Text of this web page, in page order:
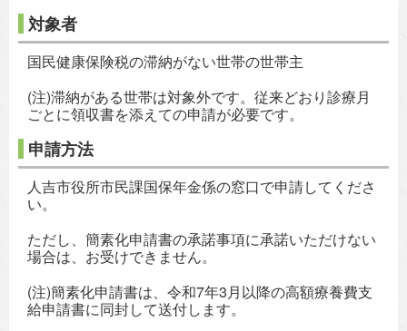
対象者
国民健康保険税の滞納がない世帯の世帯主
(注)滞納がある世帯は対象外です。従来どおり診療月
ごとに領収書を添えての申請が必要です。
申請方法
人吉市役所市民課国保年金係の窓口で申請してくださ
い。
ただし、簡素化申請書の承諾事項に承諾いただけない
場合は、お受けできません。
(注)簡素化申請書は、令和7年3月以降の高額療養費支
給申請書に同封して送付します。